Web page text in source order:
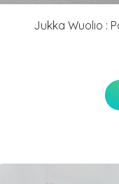
Jukka Wuolio :